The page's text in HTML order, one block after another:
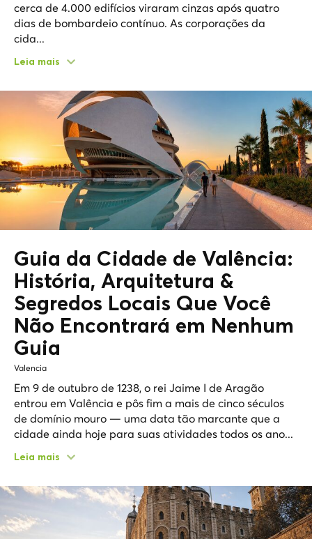
cerca de 4.000 edifícios viraram cinzas após quatro
dias de bombardeio contínuo. As corporações da
cida...
Leia mais
Guia da Cidade de Valência:
História, Arquitetura &
Segredos Locais Que Você
Não Encontrará em Nenhum
Guia
Valencia
Em 9 de outubro de 1238, o rei Jaime I de Aragão
entrou em Valência e pôs fim a mais de cinco séculos
de domínio mouro — uma data tão marcante que a
cidade ainda hoje para suas atividades todos os ano...
Leia mais